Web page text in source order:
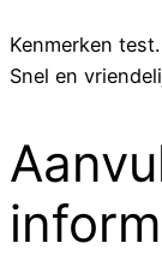
Kenmerken test.
Snel en